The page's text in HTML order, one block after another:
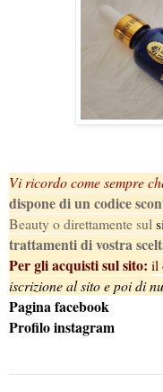
Vi ricordo come sempre
dispone di un codice
Beauty o direttamente sul
trattamenti di vostra
Per gli acquisti sul sito: il
iscrizione al sito e poi di
Pagina facebook
Profilo instagram